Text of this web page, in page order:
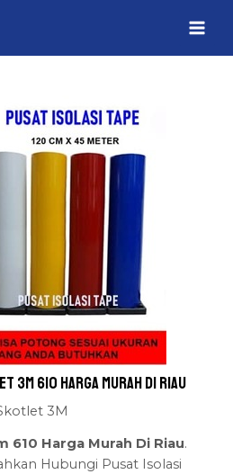
610 Harga Murah Di Riau
3M
Harga Murah Di Riau.
Hubungi Pusat Isolasi